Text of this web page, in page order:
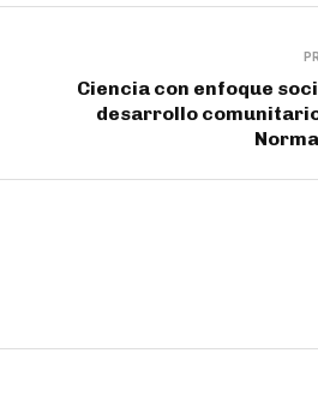
Ciencia con enfoque
desarrollo